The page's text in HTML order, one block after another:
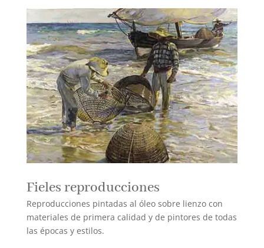
Fieles reproducciones
Reproducciones pintadas al óleo sobre lienzo con
materiales de primera calidad y de pintores de todas
las épocas y estilos.